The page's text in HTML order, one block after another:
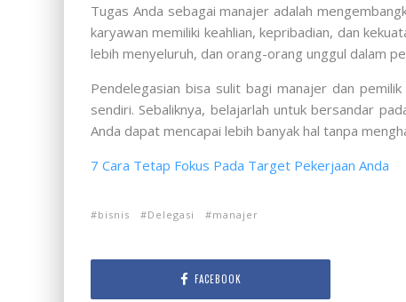
Tugas Anda sebagai manajer adalah
karyawan memiliki keahlian, kepribadian, dan
lebih menyeluruh, dan orang-orang unggul dalam
Pendelegasian bisa sulit bagi manajer dan
sendiri. Sebaliknya, belajarlah untuk bersandar
Anda dapat mencapai lebih banyak hal tanpa
7 Cara Tetap Fokus Pada Target Pekerjaan Anda
bisnis Delegasi manajer
FACEBOOK